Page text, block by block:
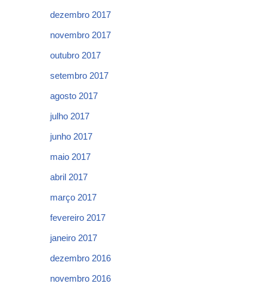
dezembro 2017
novembro 2017
outubro 2017
setembro 2017
agosto 2017
julho 2017
junho 2017
maio 2017
abril 2017
março 2017
fevereiro 2017
janeiro 2017
dezembro 2016
novembro 2016